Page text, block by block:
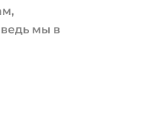
мы в